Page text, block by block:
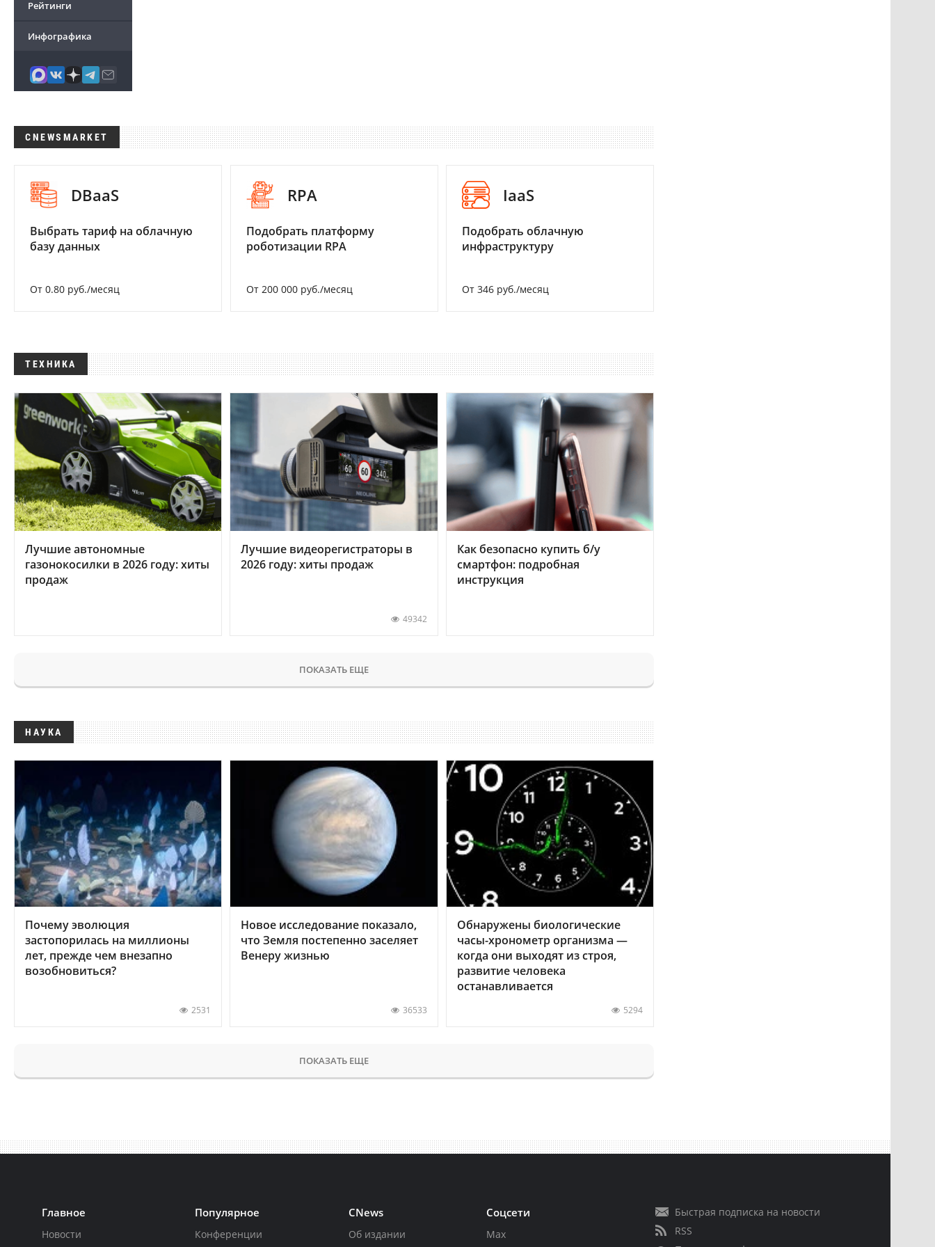
Рейтинги
Инфографика
CNEWSMARKET
DBaaS
Выбрать тариф на облачную
базу данных
От 0.80 руб./месяц
RPA
Подобрать платформу
роботизации RPA
От 200 000 руб./месяц
IaaS
Подобрать облачную
инфраструктуру
От 346 руб./месяц
ТЕХНИКА
Лучшие автономные
газонокосилки в 2026 году: хиты
продаж
Лучшие видеорегистраторы в
2026 году: хиты продаж
49342
Как безопасно купить б/у
смартфон: подробная
инструкция
ПОКАЗАТЬ ЕЩЕ
НАУКА
Почему эволюция
застопорилась на миллионы
лет, прежде чем внезапно
возобновиться?
2531
Новое исследование показало,
что Земля постепенно заселяет
Венеру жизнью
36533
Обнаружены биологические
часы-хронометр организма —
когда они выходят из строя,
развитие человека
останавливается
5294
ПОКАЗАТЬ ЕЩЕ
Главное
Новости
Популярное
Конференции
CNews
Об издании
Соцсети
Max
Быстрая подписка на новости
RSS